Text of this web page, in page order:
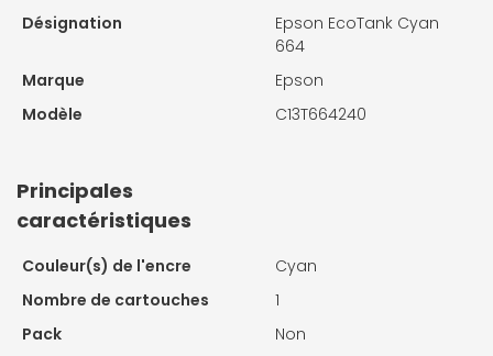
Désignation
Epson EcoTank Cyan
664
Marque
Epson
Modèle
C13T664240
Principales
caractéristiques
Couleur(s) de l'encre
Cyan
Nombre de cartouches
1
Pack
Non